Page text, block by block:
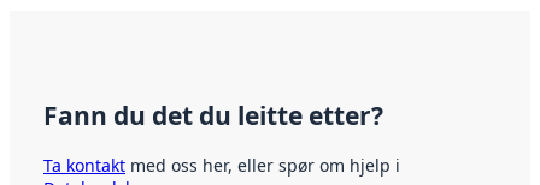
Fann du det du leitte etter?
Ta kontakt med oss her, eller spør om hjelp i